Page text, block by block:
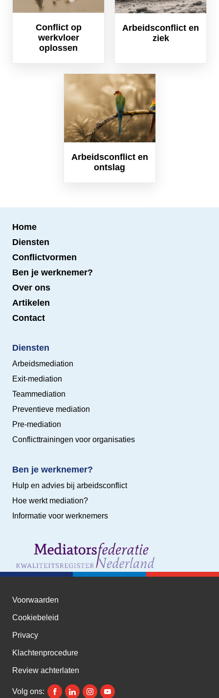
Conflict op
werkvloer
oplossen
Arbeidsconflict en
ziek
Arbeidsconflict en
ontslag
Home
Diensten
Conflictvormen
Ben je werknemer?
Over ons
Artikelen
Contact
Diensten
Arbeidsmediation
Exit-mediation
Teammediation
Preventieve mediation
Pre-mediation
Conflicttrainingen voor organisaties
Ben je werknemer?
Hulp en advies bij arbeidsconflict
Hoe werkt mediation?
Informatie voor werknemers
Voorwaarden
Cookiebeleid
Privacy
Klachtenprocedure
Review achterlaten
Volg ons: